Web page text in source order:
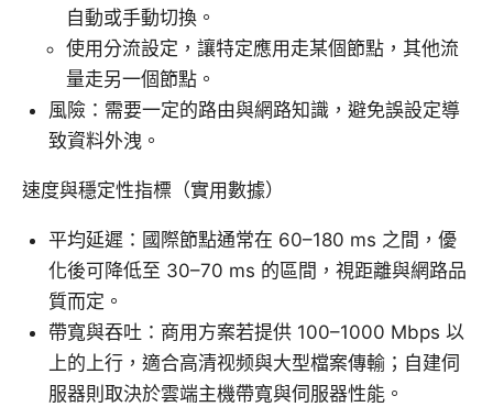
自動或手動切換。
使用分流設定，讓特定應用走某個節點，其他流
量走另一個節點。
風險：需要一定的路由與網路知識，避免誤設定導
致資料外洩。
速度與穩定性指標（實用數據）
平均延遲：國際節點通常在 60–180 ms 之間，優
化後可降低至 30–70 ms 的區間，視距離與網路品
質而定。
帶寬與吞吐：商用方案若提供 100–1000 Mbps 以
上的上行，適合高清视频與大型檔案傳輸；自建伺
服器則取決於雲端主機帶寬與伺服器性能。